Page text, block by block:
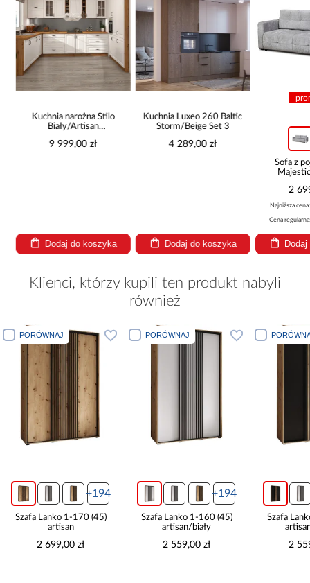
Kuchnia narożna Stilo
Biały/Artisan
9 999,00 zł
Dodaj do koszyka
Kuchnia Luxeo 260 Baltic
Storm/Beige Set 3
4 289,00 zł
Dodaj do koszyka
Sofa z
2
Najniższa
Cena
Klienci, którzy kupili ten produkt nabyli
również
PORÓWNAJ
+194
Szafa Lanko 1-170 (45)
artisan
2 699,00 zł
PORÓWNAJ
+194
Szafa Lanko 1-160 (45)
artisan/biały
2 559,00 zł
Szafa
2